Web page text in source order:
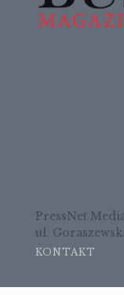
PressNet
ul.
KONTAKT